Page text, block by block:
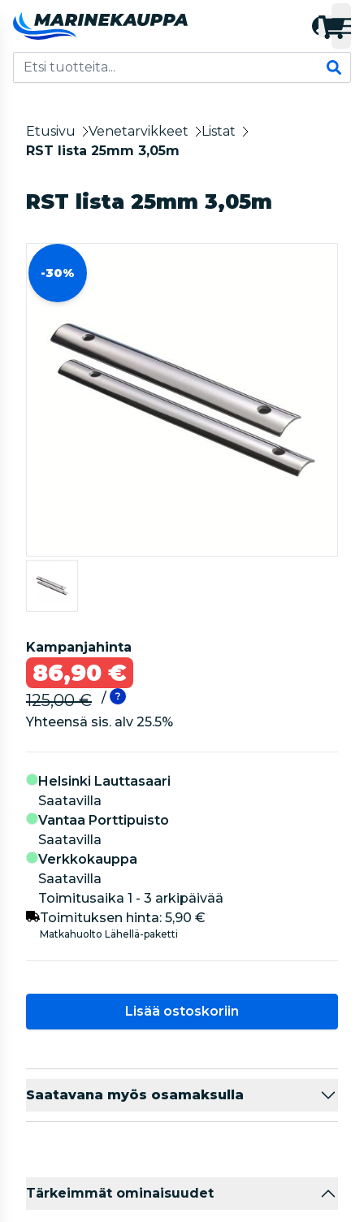
Etusivu Venetarvikkeet
Listat
RST lista 25mm 3,05m
RST lista 25mm 3,05m
-30%
Kampanjahinta
86,90 €
125,00 €
/
Yhteensä sis. alv 25.5%
Helsinki Lauttasaari
Saatavilla
Vantaa Porttipuisto
Saatavilla
Verkkokauppa
Saatavilla
Toimitusaika 1 - 3 arkipäivää
Toimituksen hinta: 5,90 €
Matkahuolto Lähellä-paketti
Lisää ostoskoriin
Saatavana myös osamaksulla
Tärkeimmät ominaisuudet